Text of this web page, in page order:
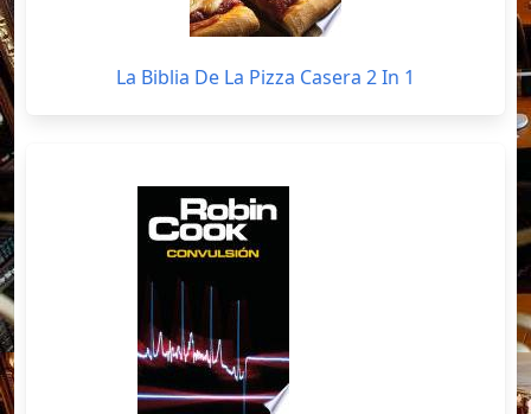
La Biblia De La Pizza Casera 2 In 1